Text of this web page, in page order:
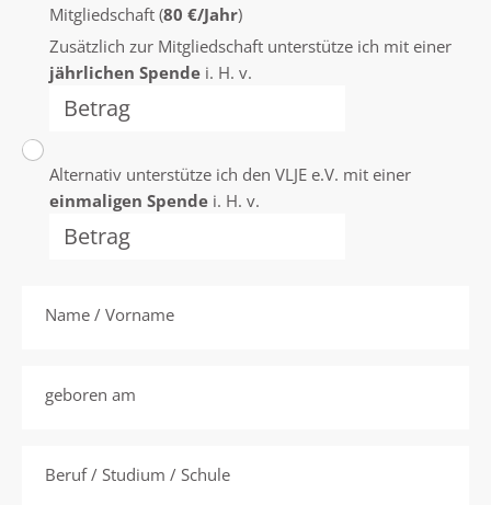
Mitgliedschaft (80 €/Jahr)
Zusätzlich zur Mitgliedschaft unterstütze ich mit einer
jährlichen Spendei. H. v.
Alternativ unterstütze ich den VLJE e.V. mit einer
einmaligen Spendei. H. v.
Name / Vorname
geboren am
Beruf / Studium / Schule